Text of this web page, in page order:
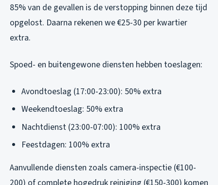
85% van de gevallen is de verstopping binnen deze tijd
opgelost. Daarna rekenen we €25-30 per kwartier
extra.
Spoed- en buitengewone diensten hebben toeslagen:
Avondtoeslag (17:00-23:00): 50% extra
Weekendtoeslag: 50% extra
Nachtdienst (23:00-07:00): 100% extra
Feestdagen: 100% extra
Aanvullende diensten zoals camera-inspectie (€100-